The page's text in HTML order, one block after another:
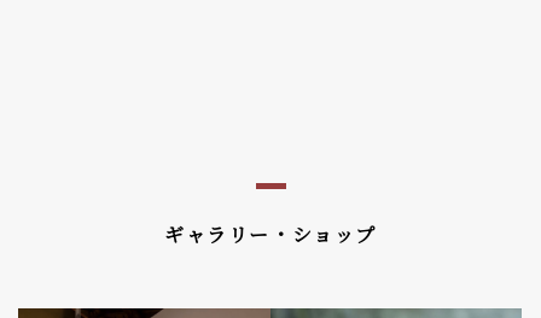
ギャラリー・ショップ